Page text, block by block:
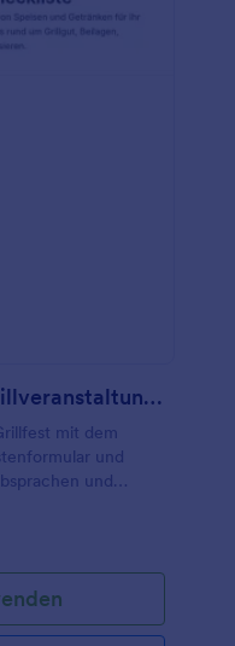
Essen Checkliste Für Grillveranstaltungen Formular
mit dem
und
und
passen.